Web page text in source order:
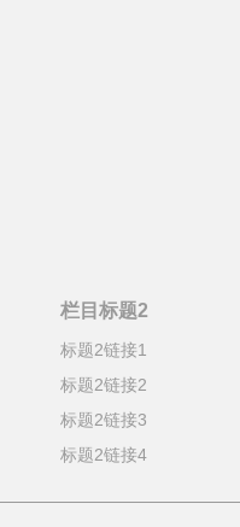
栏目标题2
标题2链接1
标题2链接2
标题2链接3
标题2链接4